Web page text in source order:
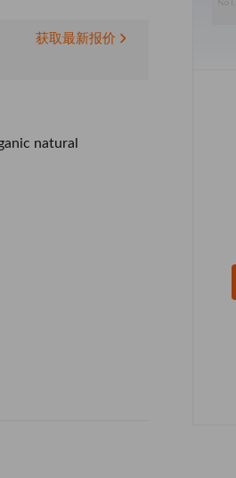
获取最新报价
natural